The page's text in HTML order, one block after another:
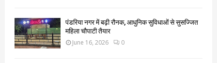
पंडरिया नगर में बढ़ी रौनक, आधुनिक सुविधाओं से सुसज्जित
महिला चौपाटी तैयार
June 16, 2026 0